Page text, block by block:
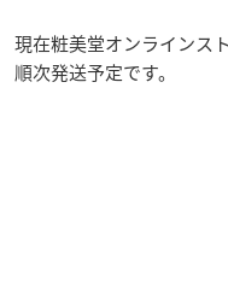
現在粧美堂オンラインス
順次発送予定です。